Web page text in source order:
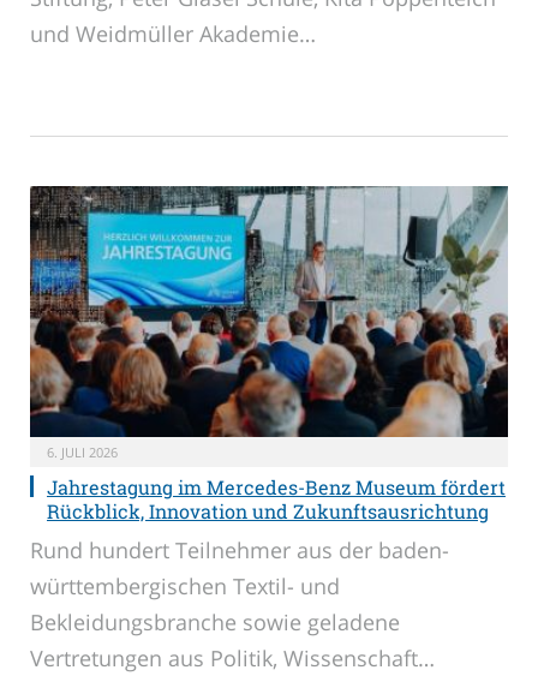
und Weidmüller Akademie…
6. JULI 2026
Jahrestagung im Mercedes-Benz Museum fördert
Rückblick, Innovation und Zukunftsausrichtung
Rund hundert Teilnehmer aus der baden-
württembergischen Textil- und
Bekleidungsbranche sowie geladene
Vertretungen aus Politik, Wissenschaft…